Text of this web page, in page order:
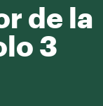
de la
3